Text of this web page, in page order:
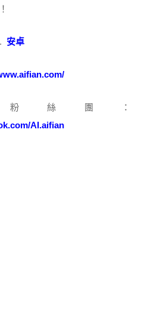
. 安卓
粉絲團：
AI.aifian